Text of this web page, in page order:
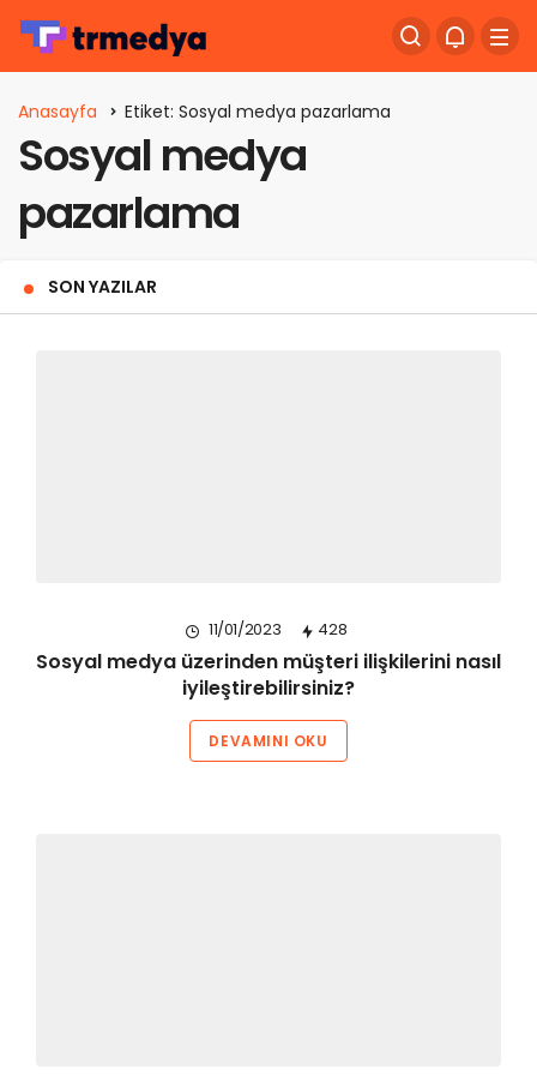
Anasayfa Etiket: Sosyal medya pazarlama
Sosyal medya
pazarlama
SON YAZILAR
11/01/2023 428
Sosyal medya üzerinden müşteri ilişkilerini nasıl
iyileştirebilirsiniz?
DEVAMINI OKU